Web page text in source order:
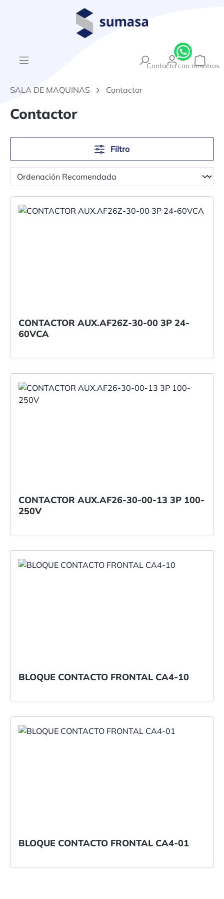
SALA DE MAQUINAS Contactor
Contactor
Filtro
CONTACTOR AUX.AF26Z-30-00 3P 24-
60VCA
CONTACTOR AUX.AF26-30-00-13 3P 100-
250V
BLOQUE CONTACTO FRONTAL CA4-10
BLOQUE CONTACTO FRONTAL CA4-01
Contacta con nosotros